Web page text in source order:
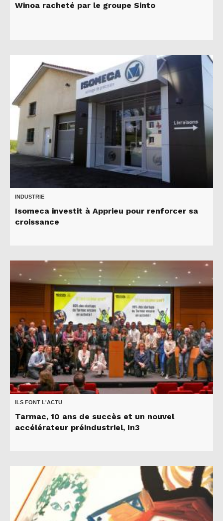
Winoa racheté par le groupe Sinto
INDUSTRIE
Isomeca investit à Apprieu pour renforcer sa
croissance
ILS FONT L'ACTU
Tarmac, 10 ans de succès et un nouvel
accélérateur préindustriel, In3